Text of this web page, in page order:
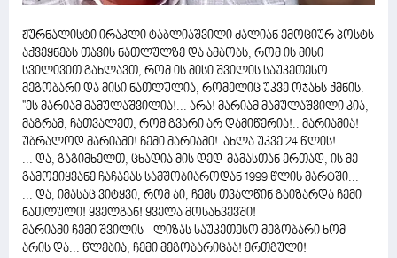
ჟურნალისტი ირაკლი ტაბლიაშვილი ძალიან ემოციურ პოსტს
აქვეყნებს თავის ნათლულზე და ამბობს, რომ ის მისი
სვილივით გახლავთ, რომ ის მისი შვილის საუკეთესო
მეგობარი და მისი ნათლულია, რომელიც უკვე ოჯახს ქმნის.
''ეს მარიამ მამულაშვილია!... არა! მარიამ მამულაშვილი კია,
მაგრამ, ჩათვალეთ, რომ გვარი არ დამიწერია!.. მარიამია!
უბრალოდ მარიამი! ჩემი მარიამი! ახლა უკვე 24 წლის!
... და, გაგიმხელთ, ცხადია მის დედ-მამასთან ერთად, ის მე
გამოვიყვანე ჩაჩავას სამშობიაროდან 1999 წლის მარტში...
... და, იმასაც ვიტყვი, რომ აი, ჩემს თვალწინ გაიზარდა ჩემი
ნათლული! ყველგან! ყველა მოსახვევში!
მარიამი ჩემი შვილის - ლიზას საუკეთესო მეგობარი ხომ
არის და... წლებია, ჩემი მეგობარიცაა! ერთგული!